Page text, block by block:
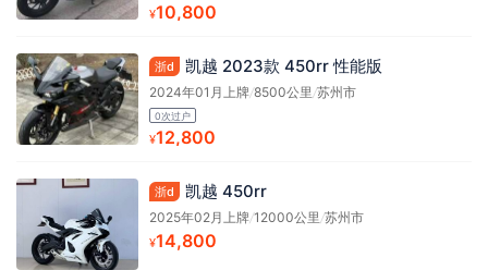
¥10,800
浙d 凯越 2023款 450rr 性能版
2024年01月上牌/8500公里/苏州市
0次过户
¥12,800
浙d 凯越 450rr
2025年02月上牌/12000公里/苏州市
¥14,800